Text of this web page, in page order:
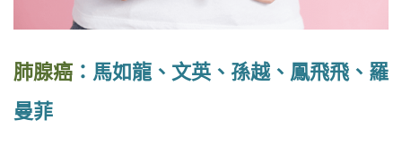
肺腺癌 ：馬如龍、文英、孫越、鳳飛飛、羅
曼菲